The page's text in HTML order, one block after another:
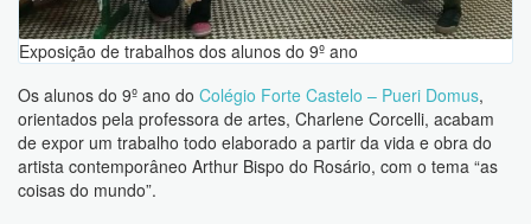
Exposição de trabalhos dos alunos do 9º ano
Os alunos do 9º ano do Colégio Forte Castelo – Pueri Domus,
orientados pela professora de artes, Charlene Corcelli, acabam
de expor um trabalho todo elaborado a partir da vida e obra do
artista contemporâneo Arthur Bispo do Rosário, com o tema “as
coisas do mundo”.